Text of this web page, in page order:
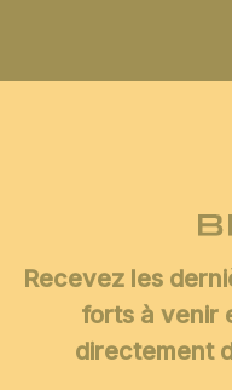
Recevez les
forts à venir
directement